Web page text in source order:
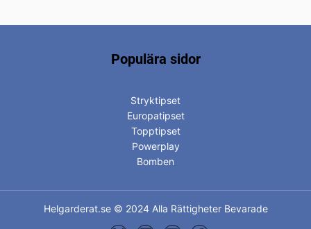
Populära sidor
Stryktipset
Europatipset
Topptipset
Powerplay
Bomben
Helgarderat.se © 2024 Alla Rättigheter Bevarade